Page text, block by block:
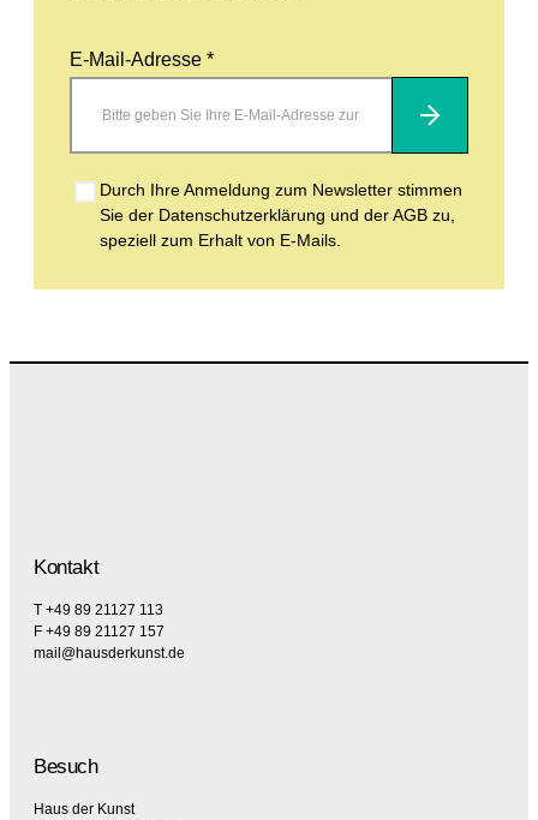
E-Mail-Adresse *
Abonnieren
Durch Ihre Anmeldung zum Newsletter stimmen
Sie der Datenschutzerklärung und der AGB zu,
speziell zum Erhalt von E-Mails.
Kontakt
T +49 89 21127 113
F +49 89 21127 157
mail@hausderkunst.de
Besuch
Haus der Kunst